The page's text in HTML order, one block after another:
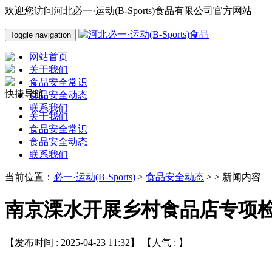
欢迎您访问河北必一·运动(B-Sports)食品有限公司官方网站
Toggle navigation
网站首页
关于我们
食品安全常识
食品安全动态
联系我们
快捷导航
关于我们
食品安全常识
食品安全动态
联系我们
当前位置： 必一·运动(B-Sports) > 食品安全动态 > > 新闻内容
南京溧水开展乡村食品店专项
【发布时间 : 2025-04-23 11:32】 【人气 : 】